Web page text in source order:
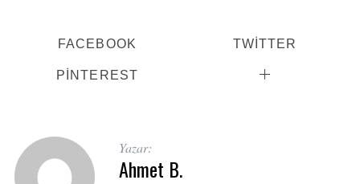
FACEBOOK TWITTER
PINTEREST
Yazar:
Ahmet B.